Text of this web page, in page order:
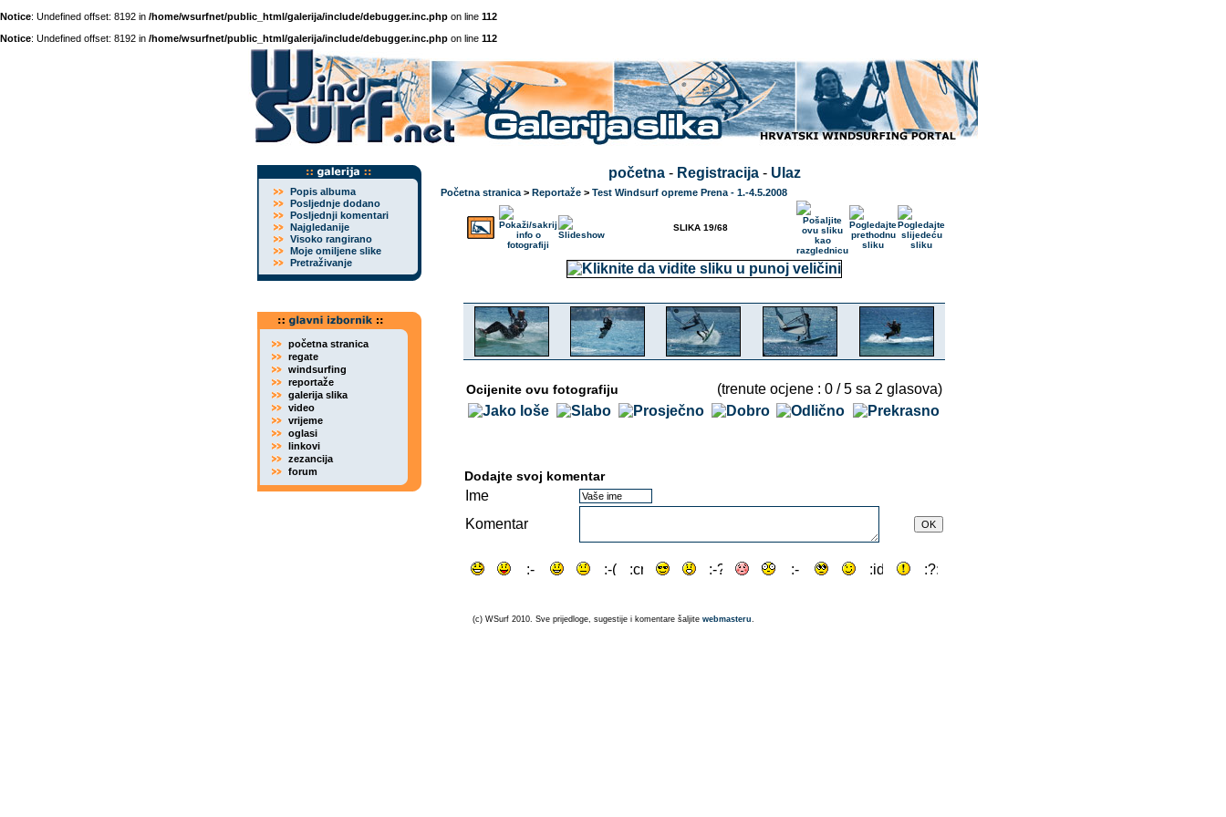
Notice: Undefined offset: 8192 in /home/wsurfnet/public_html/galerija/include/debugger.inc.php on line 112
Notice: Undefined offset: 8192 in /home/wsurfnet/public_html/galerija/include/debugger.inc.php on line 112
Popis albuma
Posljednje dodano
Posljednji komentari
Najgledanije
Visoko rangirano
Moje omiljene slike
Pretraživanje
početna stranica
regate
windsurfing
reportaže
galerija slika
video
vrijeme
oglasi
linkovi
zezancija
forum
početna- Registracija- Ulaz
Početna stranica > Reportaže > Test Windsurf opreme Prena - 1.-4.5.2008
SLIKA 19/68
Ocijenite ovu fotografiju (trenute ocjene : 0 / 5 sa 2 glasova)
Dodajte svoj komentar
Ime
Komentar
(c) WSurf 2010. Sve prijedloge, sugestije i komentare šaljite webmasteru